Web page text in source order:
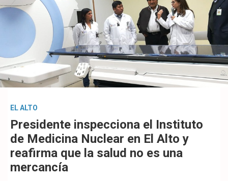
EL ALTO
Presidente inspecciona el Instituto
de Medicina Nuclear en El Alto y
reafirma que la salud no es una
mercancía